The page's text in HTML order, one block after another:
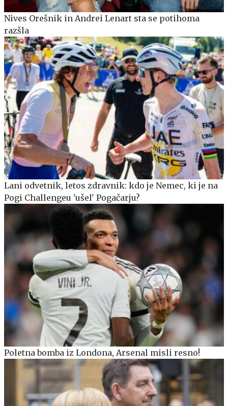
Nives Orešnik in Andrei Lenart sta se potihoma
razšla
Lani odvetnik, letos zdravnik: kdo je Nemec, ki je na
Pogi Challengeu 'ušel' Pogačarju?
Poletna bomba iz Londona, Arsenal misli resno!